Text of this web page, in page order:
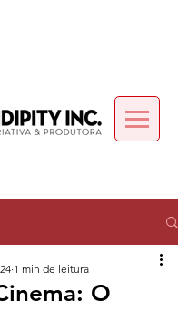
O
1 min de leitura